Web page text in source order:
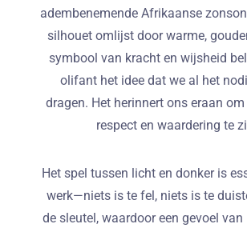
adembenemende Afrikaanse
silhouet omlijst door warme,
symbool van kracht en wijsheid
olifant het idee dat we al het
dragen. Het herinnert ons eraan
respect en waardering te
Het spel tussen licht en donker is
werk—niets is te fel, niets is te
de sleutel, waardoor een gevoel